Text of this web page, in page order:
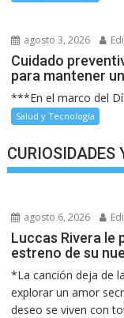
agosto 3, 2026
Cuidado
para mantener
***En el marco del
Salud y Tecnología
CURIOSIDADES
agosto 6, 2026
Luccas Rivera le
estreno de su
*La canción deja de
explorar un amor
deseo se viven con